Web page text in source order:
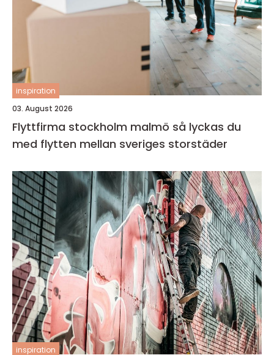
inspiration
03. August 2026
Flyttfirma stockholm malmö så lyckas du
med flytten mellan sveriges storstäder
inspiration